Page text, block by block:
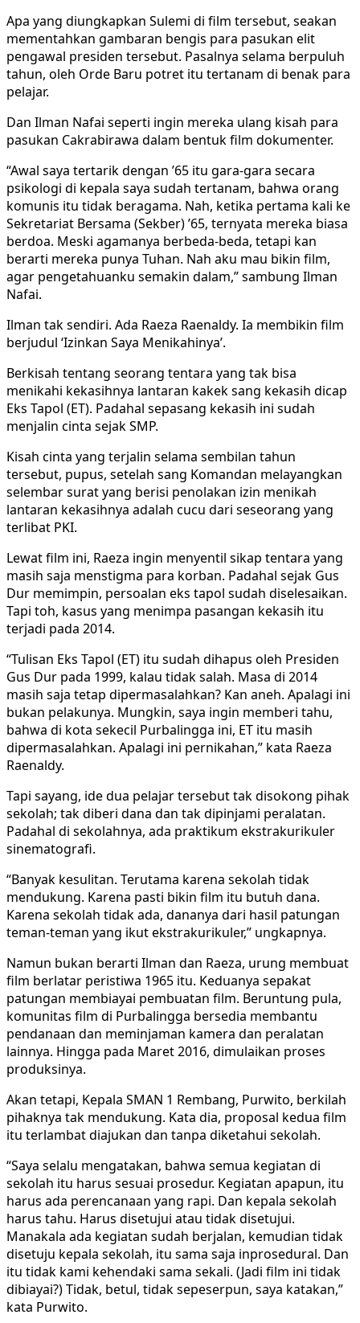
Apa yang diungkapkan Sulemi di film tersebut, seakan
mementahkan gambaran bengis para pasukan elit
pengawal presiden tersebut. Pasalnya selama berpuluh
tahun, oleh Orde Baru potret itu tertanam di benak para
pelajar.
Dan Ilman Nafai seperti ingin mereka ulang kisah para
pasukan Cakrabirawa dalam bentuk film dokumenter.
“Awal saya tertarik dengan ’65 itu gara-gara secara
psikologi di kepala saya sudah tertanam, bahwa orang
komunis itu tidak beragama. Nah, ketika pertama kali ke
Sekretariat Bersama (Sekber) ’65, ternyata mereka biasa
berdoa. Meski agamanya berbeda-beda, tetapi kan
berarti mereka punya Tuhan. Nah aku mau bikin film,
agar pengetahuanku semakin dalam,” sambung Ilman
Nafai.
Ilman tak sendiri. Ada Raeza Raenaldy. Ia membikin film
berjudul ‘Izinkan Saya Menikahinya’.
Berkisah tentang seorang tentara yang tak bisa
menikahi kekasihnya lantaran kakek sang kekasih dicap
Eks Tapol (ET). Padahal sepasang kekasih ini sudah
menjalin cinta sejak SMP.
Kisah cinta yang terjalin selama sembilan tahun
tersebut, pupus, setelah sang Komandan melayangkan
selembar surat yang berisi penolakan izin menikah
lantaran kekasihnya adalah cucu dari seseorang yang
terlibat PKI.
Lewat film ini, Raeza ingin menyentil sikap tentara yang
masih saja menstigma para korban. Padahal sejak Gus
Dur memimpin, persoalan eks tapol sudah diselesaikan.
Tapi toh, kasus yang menimpa pasangan kekasih itu
terjadi pada 2014.
“Tulisan Eks Tapol (ET) itu sudah dihapus oleh Presiden
Gus Dur pada 1999, kalau tidak salah. Masa di 2014
masih saja tetap dipermasalahkan? Kan aneh. Apalagi ini
bukan pelakunya. Mungkin, saya ingin memberi tahu,
bahwa di kota sekecil Purbalingga ini, ET itu masih
dipermasalahkan. Apalagi ini pernikahan,” kata Raeza
Raenaldy.
Tapi sayang, ide dua pelajar tersebut tak disokong pihak
sekolah; tak diberi dana dan tak dipinjami peralatan.
Padahal di sekolahnya, ada praktikum ekstrakurikuler
sinematografi.
“Banyak kesulitan. Terutama karena sekolah tidak
mendukung. Karena pasti bikin film itu butuh dana.
Karena sekolah tidak ada, dananya dari hasil patungan
teman-teman yang ikut ekstrakurikuler,” ungkapnya.
Namun bukan berarti Ilman dan Raeza, urung membuat
film berlatar peristiwa 1965 itu. Keduanya sepakat
patungan membiayai pembuatan film. Beruntung pula,
komunitas film di Purbalingga bersedia membantu
pendanaan dan meminjaman kamera dan peralatan
lainnya. Hingga pada Maret 2016, dimulaikan proses
produksinya.
Akan tetapi, Kepala SMAN 1 Rembang, Purwito, berkilah
pihaknya tak mendukung. Kata dia, proposal kedua film
itu terlambat diajukan dan tanpa diketahui sekolah.
“Saya selalu mengatakan, bahwa semua kegiatan di
sekolah itu harus sesuai prosedur. Kegiatan apapun, itu
harus ada perencanaan yang rapi. Dan kepala sekolah
harus tahu. Harus disetujui atau tidak disetujui.
Manakala ada kegiatan sudah berjalan, kemudian tidak
disetuju kepala sekolah, itu sama saja inprosedural. Dan
itu tidak kami kehendaki sama sekali. (Jadi film ini tidak
dibiayai?) Tidak, betul, tidak sepeserpun, saya katakan,”
kata Purwito.